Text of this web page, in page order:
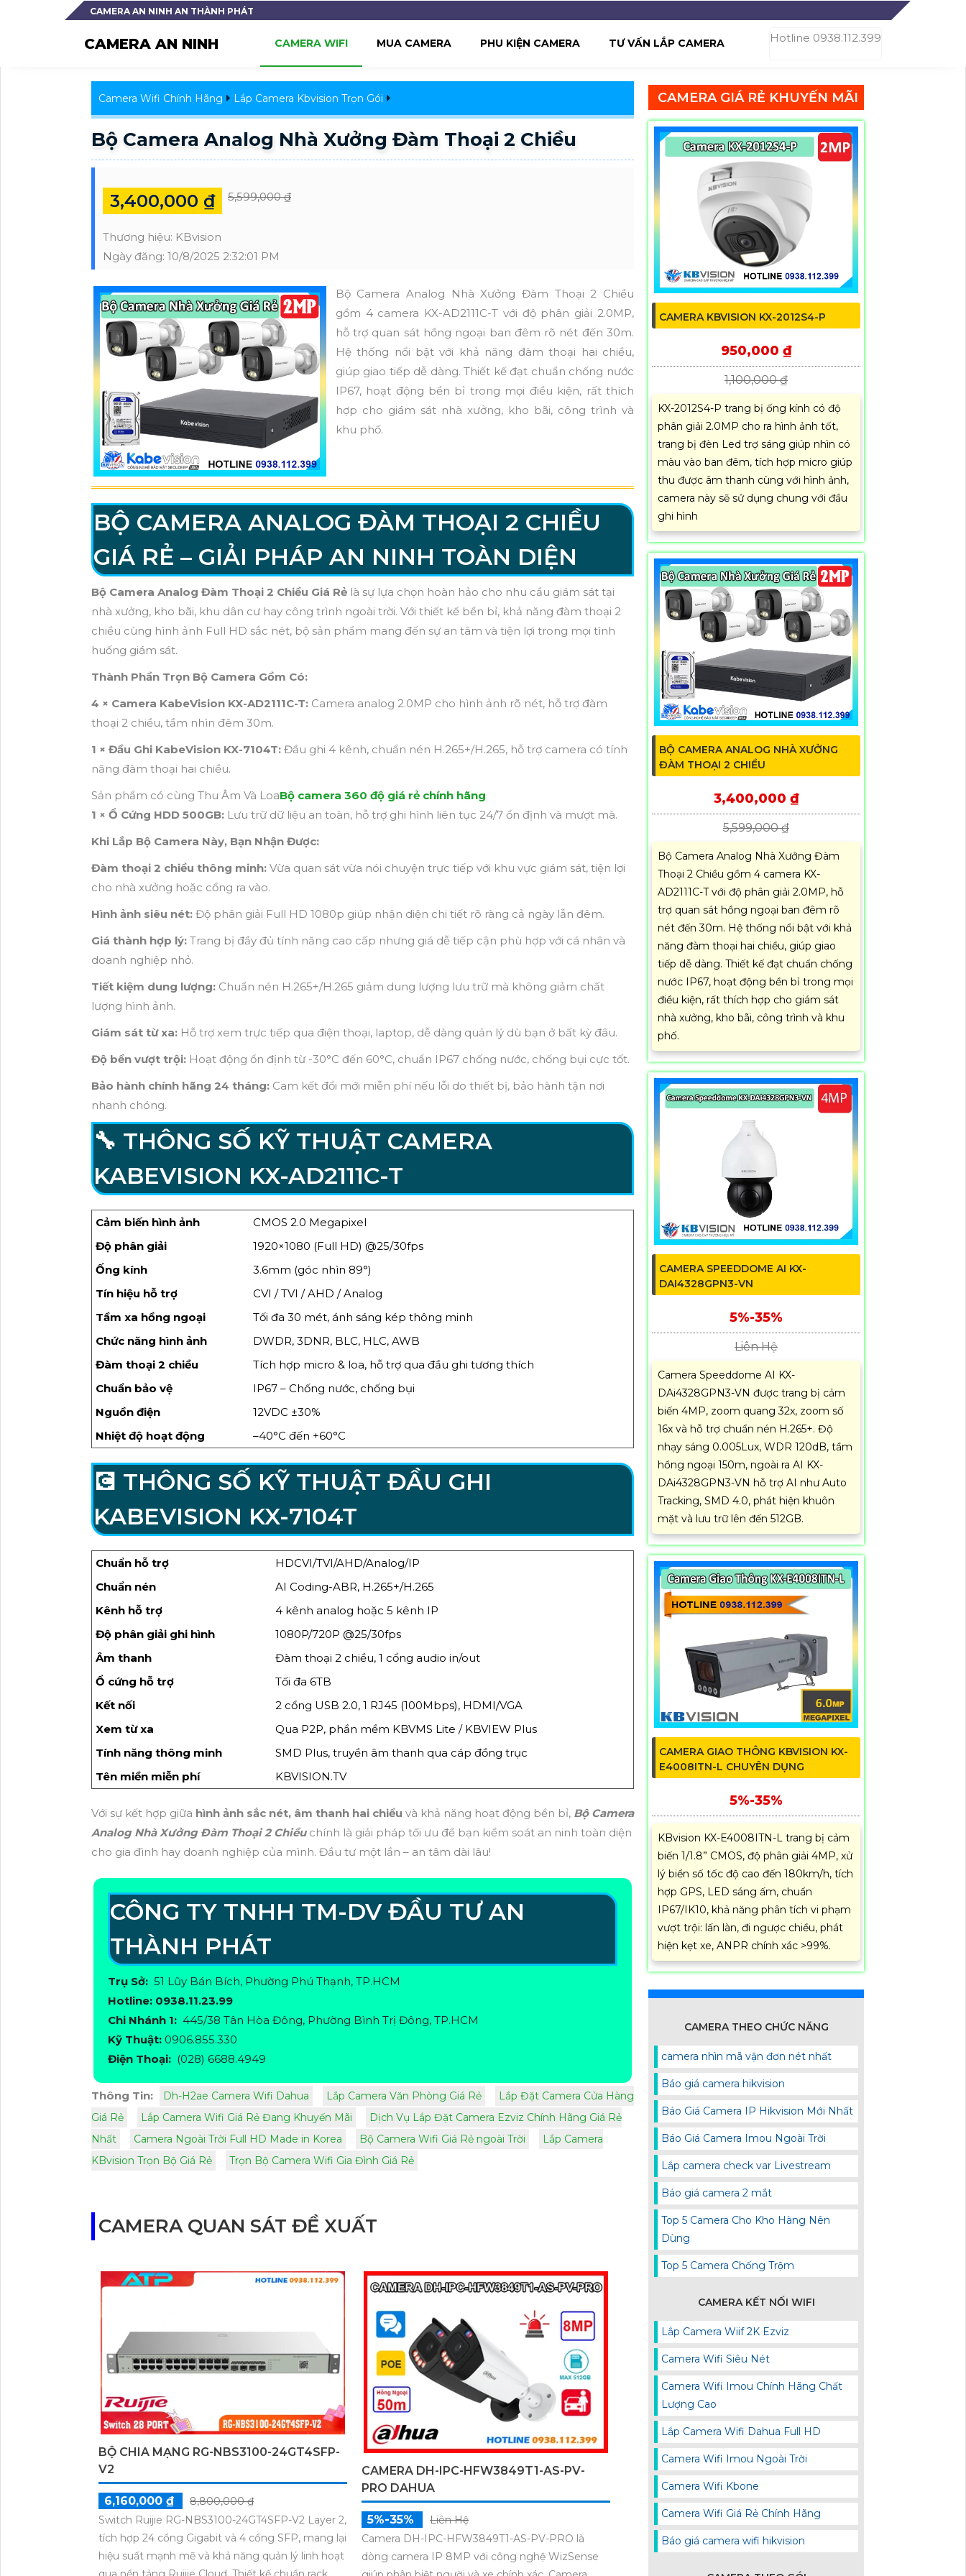
CAMERA AN NINH AN THÀNH PHÁT
CAMERA AN NINH Hotline 0938.112.399
CAMERA WIFI MUA CAMERA PHU KIỆN CAMERA TƯ VẤN LẮP CAMERA
Camera Wifi Chính Hãng Lắp Camera Kbvision Trọn Gói
Bộ Camera Analog Nhà Xưởng Đàm Thoại 2 Chiều
3,400,000 ₫ 5,599,000 ₫
Thương hiệu: KBvision
Ngày đăng: 10/8/2025 2:32:01 PM
Bộ Camera Analog Nhà Xưởng Đàm Thoại 2 Chiều
gồm 4 camera KX-AD2111C-T với độ phân giải 2.0MP,
hỗ trợ quan sát hồng ngoại ban đêm rõ nét đến 30m.
Hệ thống nổi bật với khả năng đàm thoại hai chiều,
giúp giao tiếp dễ dàng. Thiết kế đạt chuẩn chống nước
IP67, hoạt động bền bỉ trong mọi điều kiện, rất thích
hợp cho giám sát nhà xưởng, kho bãi, công trình và
khu phố.
BỘ CAMERA ANALOG ĐÀM THOẠI 2 CHIỀU
GIÁ RẺ – GIẢI PHÁP AN NINH TOÀN DIỆN
Bộ Camera Analog Đàm Thoại 2 Chiều Giá Rẻ là sự lựa chọn hoàn hảo cho nhu cầu giám sát tại
nhà xưởng, kho bãi, khu dân cư hay công trình ngoài trời. Với thiết kế bền bỉ, khả năng đàm thoại 2
chiều cùng hình ảnh Full HD sắc nét, bộ sản phẩm mang đến sự an tâm và tiện lợi trong mọi tình
huống giám sát.
Thành Phần Trọn Bộ Camera Gồm Có:
4 × Camera KabeVision KX-AD2111C-T: Camera analog 2.0MP cho hình ảnh rõ nét, hỗ trợ đàm
thoại 2 chiều, tầm nhìn đêm 30m.
1 × Đầu Ghi KabeVision KX-7104T: Đầu ghi 4 kênh, chuẩn nén H.265+/H.265, hỗ trợ camera có tính
năng đàm thoại hai chiều.
Sản phẩm có cùng Thu Âm Và LoaBộ camera 360 độ giá rẻ chính hãng
1 × Ổ Cứng HDD 500GB: Lưu trữ dữ liệu an toàn, hỗ trợ ghi hình liên tục 24/7 ổn định và mượt mà.
Khi Lắp Bộ Camera Này, Bạn Nhận Được:
Đàm thoại 2 chiều thông minh: Vừa quan sát vừa nói chuyện trực tiếp với khu vực giám sát, tiện lợi
cho nhà xưởng hoặc cổng ra vào.
Hình ảnh siêu nét: Độ phân giải Full HD 1080p giúp nhận diện chi tiết rõ ràng cả ngày lẫn đêm.
Giá thành hợp lý: Trang bị đầy đủ tính năng cao cấp nhưng giá dễ tiếp cận phù hợp với cá nhân và
doanh nghiệp nhỏ.
Tiết kiệm dung lượng: Chuẩn nén H.265+/H.265 giảm dung lượng lưu trữ mà không giảm chất
lượng hình ảnh.
Giám sát từ xa: Hỗ trợ xem trực tiếp qua điện thoại, laptop, dễ dàng quản lý dù bạn ở bất kỳ đâu.
Độ bền vượt trội: Hoạt động ổn định từ -30°C đến 60°C, chuẩn IP67 chống nước, chống bụi cực tốt.
Bảo hành chính hãng 24 tháng: Cam kết đổi mới miễn phí nếu lỗi do thiết bị, bảo hành tận nơi
nhanh chóng.
🔧 THÔNG SỐ KỸ THUẬT CAMERA
KABEVISION KX-AD2111C-T
Cảm biến hình ảnh
CMOS 2.0 Megapixel
Độ phân giải
1920×1080 (Full HD) @25/30fps
Ống kính
3.6mm (góc nhìn 89°)
Tín hiệu hỗ trợ
CVI / TVI / AHD / Analog
Tầm xa hồng ngoại
Tối đa 30 mét, ánh sáng kép thông minh
Chức năng hình ảnh
DWDR, 3DNR, BLC, HLC, AWB
Đàm thoại 2 chiều
Tích hợp micro & loa, hỗ trợ qua đầu ghi tương thích
Chuẩn bảo vệ
IP67 – Chống nước, chống bụi
Nguồn điện
12VDC ±30%
Nhiệt độ hoạt động
–40°C đến +60°C
💽 THÔNG SỐ KỸ THUẬT ĐẦU GHI
KABEVISION KX-7104T
Chuẩn hỗ trợ
HDCVI/TVI/AHD/Analog/IP
Chuẩn nén
AI Coding-ABR, H.265+/H.265
Kênh hỗ trợ
4 kênh analog hoặc 5 kênh IP
Độ phân giải ghi hình
1080P/720P @25/30fps
Âm thanh
Đàm thoại 2 chiều, 1 cổng audio in/out
Ổ cứng hỗ trợ
Tối đa 6TB
Kết nối
2 cổng USB 2.0, 1 RJ45 (100Mbps), HDMI/VGA
Xem từ xa
Qua P2P, phần mềm KBVMS Lite / KBVIEW Plus
Tính năng thông minh
SMD Plus, truyền âm thanh qua cáp đồng trục
Tên miền miễn phí
KBVISION.TV
Với sự kết hợp giữa hình ảnh sắc nét, âm thanh hai chiều và khả năng hoạt động bền bỉ, Bộ Camera
Analog Nhà Xưởng Đàm Thoại 2 Chiều chính là giải pháp tối ưu để bạn kiểm soát an ninh toàn diện
cho gia đình hay doanh nghiệp của mình. Đầu tư một lần – an tâm dài lâu!
CÔNG TY TNHH TM-DV ĐẦU TƯ AN
THÀNH PHÁT
Trụ Sở: 51 Lũy Bán Bích, Phường Phú Thạnh, TP.HCM
Hotline: 0938.11.23.99
Chi Nhánh 1: 445/38 Tân Hòa Đông, Phường Bình Trị Đông, TP.HCM
Kỹ Thuật: 0906.855.330
Điện Thoại: (028) 6688.4949
Thông Tin: Dh-H2ae Camera Wifi Dahua Lắp Camera Văn Phòng Giá Rẻ
Lắp Đặt Camera Cửa Hàng
Giá Rẻ
Lắp Camera Wifi Giá Rẻ Đang Khuyến Mãi
Dịch Vụ Lắp Đặt Camera Ezviz Chính Hãng Giá Rẻ
Nhất
Camera Ngoài Trời Full HD Made in Korea Bộ Camera Wifi Giá Rẻ ngoài Trời
Lắp Camera
KBvision Trọn Bộ Giá Rẻ
Trọn Bộ Camera Wifi Gia Đình Giá Rẻ
CAMERA QUAN SÁT ĐỀ XUẤT
BỘ CHIA MẠNG RG-NBS3100-24GT4SFP-
V2
6,160,000 ₫
8,800,000 ₫
Switch Ruijie RG-NBS3100-24GT4SFP-V2 Layer 2,
tích hợp 24 cổng Gigabit và 4 cổng SFP, mang lại
hiệu suất mạnh mẽ và khả năng quản lý linh hoạt
CAMERA DH-IPC-HFW3849T1-AS-PV-
PRO DAHUA
5%-35%
Liên Hệ
Camera DH-IPC-HFW3849T1-AS-PV-PRO là
dòng camera IP 8MP với công nghệ WizSense
CAMERA GIÁ RẺ KHUYẾN MÃI
CAMERA KBVISION KX-2012S4-P
950,000 ₫
1,100,000 ₫
KX-2012S4-P trang bị ống kính có độ
phân giải 2.0MP cho ra hình ảnh tốt,
trang bị đèn Led trợ sáng giúp nhìn có
màu vào ban đêm, tích hợp micro giúp
thu được âm thanh cùng với hình ảnh,
camera này sẽ sử dụng chung với đầu
ghi hình
BỘ CAMERA ANALOG NHÀ XƯỞNG
ĐÀM THOẠI 2 CHIỀU
3,400,000 ₫
5,599,000 ₫
Bộ Camera Analog Nhà Xưởng Đàm
Thoại 2 Chiều gồm 4 camera KX-
AD2111C-T với độ phân giải 2.0MP, hỗ
trợ quan sát hồng ngoại ban đêm rõ
nét đến 30m. Hệ thống nổi bật với khả
năng đàm thoại hai chiều, giúp giao
tiếp dễ dàng. Thiết kế đạt chuẩn chống
nước IP67, hoạt động bền bỉ trong mọi
điều kiện, rất thích hợp cho giám sát
nhà xưởng, kho bãi, công trình và khu
phố.
CAMERA SPEEDDOME AI KX-
DAI4328GPN3-VN
5%-35%
Liên Hệ
Camera Speeddome AI KX-
DAi4328GPN3-VN được trang bị cảm
biến 4MP, zoom quang 32x, zoom số
16x và hỗ trợ chuẩn nén H.265+. Độ
nhạy sáng 0.005Lux, WDR 120dB, tầm
hồng ngoại 150m, ngoài ra AI KX-
DAi4328GPN3-VN hỗ trợ AI như Auto
Tracking, SMD 4.0, phát hiện khuôn
mặt và lưu trữ lên đến 512GB.
CAMERA GIAO THÔNG KBVISION KX-
E4008ITN-L CHUYÊN DỤNG
5%-35%
KBvision KX-E4008ITN-L trang bị cảm
biến 1/1.8” CMOS, độ phân giải 4MP, xử
lý biển số tốc độ cao đến 180km/h, tích
hợp GPS, LED sáng ấm, chuẩn
IP67/IK10, khả năng phân tích vi phạm
vượt trội: lấn làn, đi ngược chiều, phát
hiện kẹt xe, ANPR chính xác >99%.
CAMERA THEO CHỨC NĂNG
camera nhìn mã vận đơn nét nhất
Báo giá camera hikvision
Báo Giá Camera IP Hikvision Mới Nhất
Báo Giá Camera Imou Ngoài Trời
Lắp camera check var Livestream
Báo giá camera 2 mắt
Top 5 Camera Cho Kho Hàng Nên
Dùng
Top 5 Camera Chống Trộm
CAMERA KẾT NỐI WIFI
Lắp Camera Wiif 2K Ezviz
Camera Wifi Siêu Nét
Camera Wifi Imou Chính Hãng Chất
Lượng Cao
Lắp Camera Wifi Dahua Full HD
Camera Wifi Imou Ngoài Trời
Camera Wifi Kbone
Camera Wifi Giá Rẻ Chính Hãng
Báo giá camera wifi hikvision